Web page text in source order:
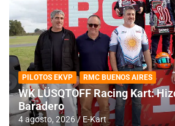
PILOTOS EKVP RMC BUENOS AIRES
WK LÜSQTOFF Racing Kart:
Baradero
4 agosto, 2026 E-Kart